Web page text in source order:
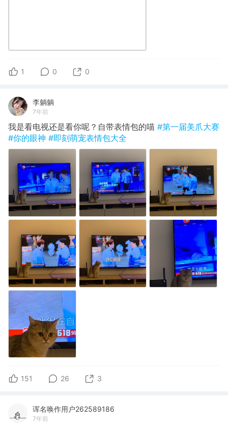
1 0 0
李躺躺
7年前
我是看电视还是看你呢？自带表情包的喵 #第一届美爪大赛
#你的眼神 #即刻萌宠表情包大全
151 26 3
诨名唤作用户262589186
7年前